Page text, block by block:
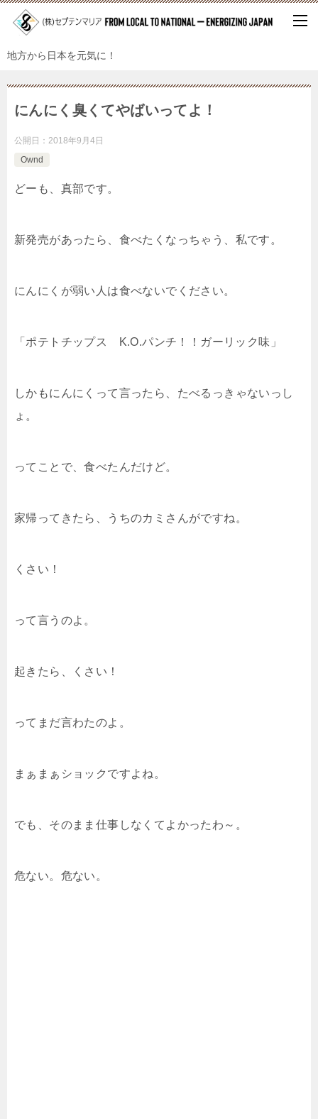
地方から日本を元気に！
にんにく臭くてやばいってよ！
公開日： 2018年9月4日
Ownd
どーも、真部です。
新発売があったら、食べたくなっちゃう、私です。
にんにくが弱い人は食べないでください。
「ポテトチップス K.O.パンチ！！ガーリック味」
しかもにんにくって言ったら、たべるっきゃないっし
ょ。
ってことで、食べたんだけど。
家帰ってきたら、うちのカミさんがですね。
くさい！
って言うのよ。
起きたら、くさい！
ってまだ言わたのよ。
まぁまぁショックですよね。
でも、そのまま仕事しなくてよかったわ～。
危ない。危ない。